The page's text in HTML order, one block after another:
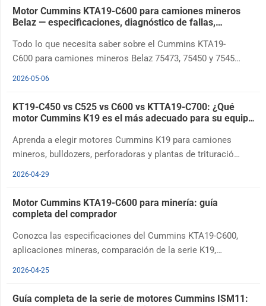
Motor Cummins KTA19-C600 para camiones mineros
Belaz — especificaciones, diagnóstico de fallas,
Todo lo que necesita saber sobre el Cummins KTA19-
C600 para camiones mineros Belaz 75473, 75450 y 75453:
correcto.
2026-05-06
KT19-C450 vs C525 vs C600 vs KTTA19-C700: ¿Qué
motor Cummins K19 es el más adecuado para su equipo
Aprenda a elegir motores Cummins K19 para camiones
mineros, bulldozers, perforadoras y plantas de trituración.
2026-04-29
Motor Cummins KTA19-C600 para minería: guía
completa del comprador
Conozca las especificaciones del Cummins KTA19-C600,
aplicaciones mineras, comparación de la serie K19,
2026-04-25
Guía completa de la serie de motores Cummins ISM11: